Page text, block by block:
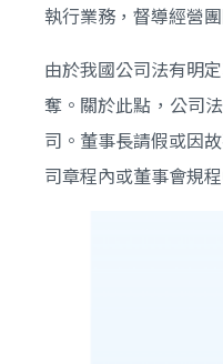
執行業務，督導經營
由於我國公司法有明
奪。關於此點，公司
司。董事長請假或因
司章程內或董事會規